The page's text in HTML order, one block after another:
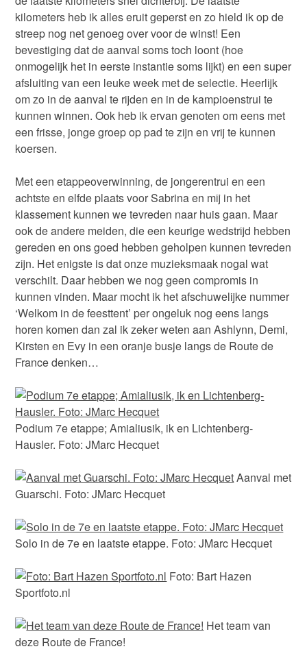
kilometers heb ik alles eruit geperst en zo hield ik op de
streep nog net genoeg over voor de winst! Een
bevestiging dat de aanval soms toch loont (hoe
onmogelijk het in eerste instantie soms lijkt) en een super
afsluiting van een leuke week met de selectie. Heerlijk
om zo in de aanval te rijden en in de kampioenstrui te
kunnen winnen. Ook heb ik ervan genoten om eens met
een frisse, jonge groep op pad te zijn en vrij te kunnen
koersen.
Met een etappeoverwinning, de jongerentrui en een
achtste en elfde plaats voor Sabrina en mij in het
klassement kunnen we tevreden naar huis gaan. Maar
ook de andere meiden, die een keurige wedstrijd hebben
gereden en ons goed hebben geholpen kunnen tevreden
zijn. Het enigste is dat onze muzieksmaak nogal wat
verschilt. Daar hebben we nog geen compromis in
kunnen vinden. Maar mocht ik het afschuwelijke nummer
‘Welkom in de feesttent’ per ongeluk nog eens langs
horen komen dan zal ik zeker weten aan Ashlynn, Demi,
Kirsten en Evy in een oranje busje langs de Route de
France denken…
Podium 7e etappe; Amialiusik, ik en Lichtenberg-
Hausler. Foto: JMarc Hecquet
Aanval met
Guarschi. Foto: JMarc Hecquet
Solo in de 7e en laatste etappe. Foto: JMarc Hecquet
Foto: Bart Hazen
Sportfoto.nl
Het team van
deze Route de France!